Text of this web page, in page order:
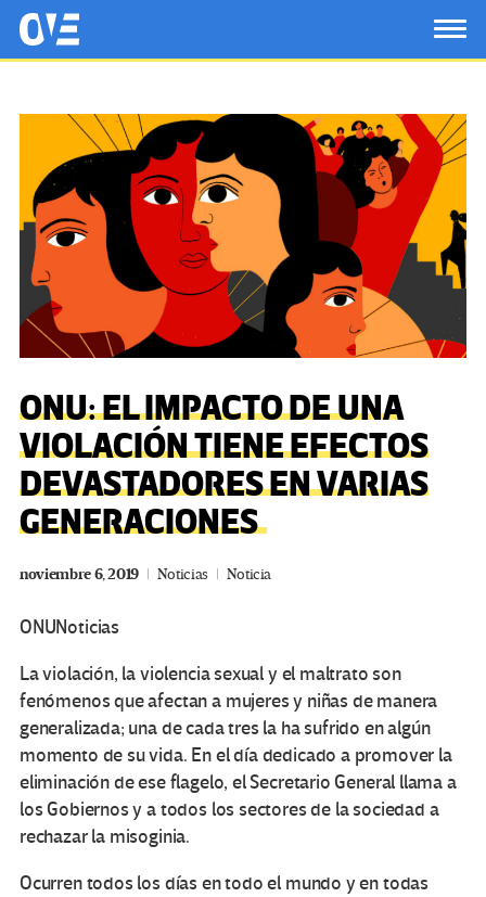
Saltar al contenido principal
OtrasVocesenEducacion.org
ONU: EL IMPACTO DE UNA
VIOLACIÓN TIENE EFECTOS
DEVASTADORES EN VARIAS
GENERACIONES
noviembre 6, 2019 Noticias Noticia
ONUNoticias
La violación, la violencia sexual y el maltrato son
fenómenos que afectan a mujeres y niñas de manera
generalizada; una de cada tres la ha sufrido en algún
momento de su vida. En el día dedicado a promover la
eliminación de ese flagelo, el Secretario General llama a
los Gobiernos y a todos los sectores de la sociedad a
rechazar la misoginia.
Ocurren todos los días en todo el mundo y en todas